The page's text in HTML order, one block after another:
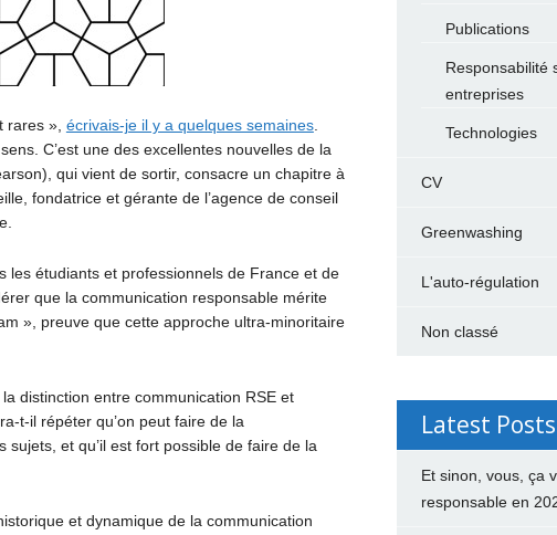
rares », écrivais-je il y a quelques semaines.
C’est une des excellentes nouvelles de la
qui vient de sortir, consacre un chapitre à
fondatrice et gérante de l’agence de conseil
les étudiants et professionnels de France et de
que la communication responsable mérite
», preuve que cette approche ultra-minoritaire
distinction entre communication RSE et
t-il répéter qu’on peut faire de la
et qu’il est fort possible de faire de la
et dynamique de la communication
Publications
Responsabilité
entreprises
Technologies
CV
Greenwashing
L'auto-régulation
Non classé
Latest Posts
Et sinon, vous, ça
responsable en